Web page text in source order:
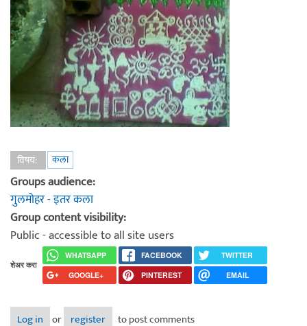
विषय: कला
Groups audience:
गुलमोहर - इतर कला
Group content visibility:
Public - accessible to all site users
शेअर करा
WHATSAPP FACEBOOK
TWITTER
GOOGLE+
PINTEREST EMAIL
Log in or register to post comments